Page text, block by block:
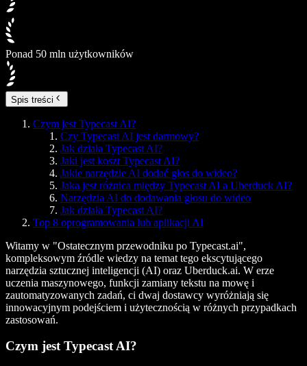
Ponad 50 mln użytkowników
Spis treści
Czym jest Typecast AI?
Czy Typecast AI jest darmowy?
Jak działa Typecast AI?
Jaki jest koszt Typecast AI?
Jakie narzędzie AI dodać głos do wideo?
Jaka jest różnica między Typecast AI a Uberduck AI?
Narzędzia AI do dodawania głosu do wideo
Jak działa Typecast AI?
Top 8 oprogramowania lub aplikacji AI
Witamy w "Ostatecznym przewodniku po Typecast.ai",
kompleksowym źródle wiedzy na temat tego ekscytującego
narzędzia sztucznej inteligencji (AI) oraz Uberduck.ai. W erze
uczenia maszynowego, funkcji zamiany tekstu na mowę i
zautomatyzowanych zadań, ci dwaj dostawcy wyróżniają się
innowacyjnym podejściem i użytecznością w różnych przypadkach
zastosowań.
Czym jest Typecast AI?